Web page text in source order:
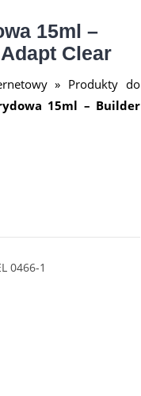
15ml –
Clear
» Produkty do
15ml – Builder
0466-1